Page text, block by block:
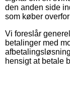
den anden side
som køber
Vi foreslår
betalinger med
hensigt at betale